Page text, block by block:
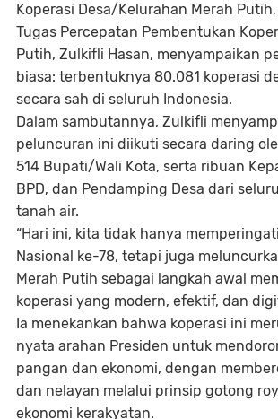
Koperasi Desa/Kelurahan Merah Putih
Tugas Percepatan Pembentukan
Putih, Zulkifli Hasan, menyampaikan
biasa: terbentuknya 80.081 koperasi
secara sah di seluruh Indonesia.
Dalam sambutannya, Zulkifli
peluncuran ini diikuti secara daring
514 Bupati/Wali Kota, serta ribuan
BPD, dan Pendamping Desa dari
tanah air.
“Hari ini, kita tidak hanya
Nasional ke-78, tetapi juga
Merah Putih sebagai langkah awal
koperasi yang modern, efektif, dan
Ia menekankan bahwa koperasi ini
nyata arahan Presiden untuk
pangan dan ekonomi, dengan
dan nelayan melalui prinsip gotong
ekonomi kerakyatan.